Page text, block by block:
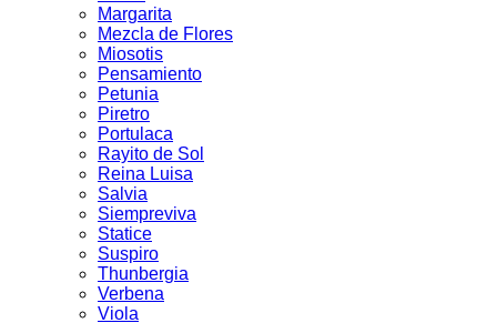
Margarita
Mezcla de Flores
Miosotis
Pensamiento
Petunia
Piretro
Portulaca
Rayito de Sol
Reina Luisa
Salvia
Siempreviva
Statice
Suspiro
Thunbergia
Verbena
Viola